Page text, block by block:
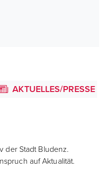
AKTUELLES/PRESSE
der Stadt Bludenz.
auf Aktualität.